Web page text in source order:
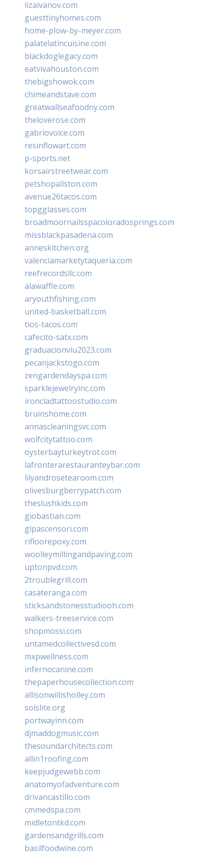
lizaivanov.com
guesttinyhomes.com
home-plow-by-meyer.com
palatelatincuisine.com
blackdoglegacy.com
eatvivahouston.com
thebigshowok.com
chimeandstave.com
greatwallseafoodny.com
theloverose.com
gabriovoice.com
resinflowart.com
p-sports.net
korsairstreetwear.com
petshopallston.com
avenue26tacos.com
topgglasses.com
broadmoornailsspacoloradosprings.com
missblackpasadena.com
anneskitchen.org
valenciamarketytaqueria.com
reefrecordsllc.com
alawaffle.com
aryouthfishing.com
united-basketball.com
tios-tacos.com
cafecito-satx.com
graduacionviu2023.com
pecanjackstogo.com
zengardendayspa.com
sparklejewelryinc.com
ironcladtattoostudio.com
bruinshome.com
annascleaningsvc.com
wolfcitytattoo.com
oysterbayturkeytrot.com
lafronterarestauranteybar.com
lilyandrosetearoom.com
olivesburgberrypatch.com
theslushkids.com
giobastian.com
glpascensori.com
rifloorepoxy.com
woolleymillingandpaving.com
uptonpvd.com
2troublegrill.com
casateranga.com
sticksandstonesstudiooh.com
walkers-treeservice.com
shopmossi.com
untamedcollectivesd.com
mxpwellness.com
infernocanine.com
thepaperhousecollection.com
allisonwillisholley.com
solslite.org
portwayinn.com
djmaddogmusic.com
thesoundarchitects.com
allin1roofing.com
keepjudgewebb.com
anatomyofadventure.com
drivancastillo.com
cmmedspa.com
midletontkd.com
gardensandgrills.com
basilfoodwine.com